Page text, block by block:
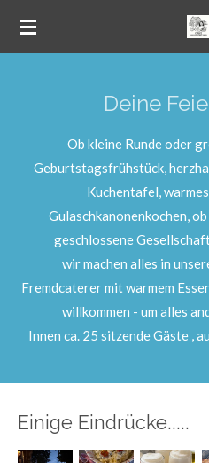
Zum
Deine
Ob kleine Runde oder
Geburtstagsfrühstück,
Kuchentafel,
Gulaschkanonenkochen,
geschlossene
wir machen alles in
Fremdcaterer mit warmem
willkommen - um alles
Innen ca. 25 sitzende Gäste ,
Einige Eindrücke.....